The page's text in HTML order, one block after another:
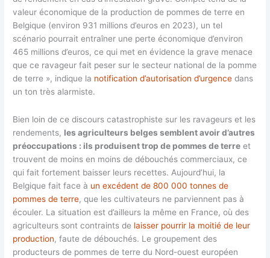
valeur économique de la production de pommes de terre en
Belgique (environ 931 millions d’euros en 2023), un tel
scénario pourrait entraîner une perte économique d’environ
465 millions d’euros, ce qui met en évidence la grave menace
que ce ravageur fait peser sur le secteur national de la pomme
de terre », indique la notification d’autorisation d’urgence dans
un ton très alarmiste.
Bien loin de ce discours catastrophiste sur les ravageurs et les
rendements, les agriculteurs belges semblent avoir d’autres
préoccupations : ils produisent trop de pommes de terre et
trouvent de moins en moins de débouchés commerciaux, ce
qui fait fortement baisser leurs recettes. Aujourd’hui, la
Belgique fait face à un excédent de 800 000 tonnes de
pommes de terre, que les cultivateurs ne parviennent pas à
écouler. La situation est d’ailleurs la même en France, où des
agriculteurs sont contraints de laisser pourrir la moitié de leur
production, faute de débouchés. Le groupement des
producteurs de pommes de terre du Nord-ouest européen